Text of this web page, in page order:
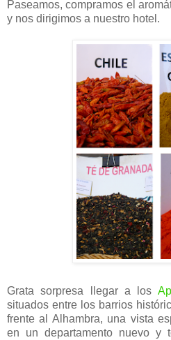
Paseamos, compramos el
y nos dirigimos a nuestro hotel.
Grata sorpresa llegar a los
situados entre los barrios
frente al Alhambra, una vista
en un departamento nuevo y